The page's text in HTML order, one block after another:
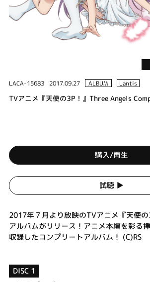
LACA-15683 2017.09.27 ALBUM Lantis
TVアニメ『天使の3P！』Three Angels
購入/再生
試聴 ▶︎
2017年７月より放映のTVアニメ『天使
アルバムがリリース！アニメ本編を彩る
収録したコンプリートアルバム！ (C)RS
DISC 1